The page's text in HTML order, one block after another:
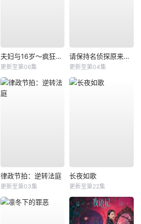
夫妇与16岁～疯狂的邻居～
更新至第06集
请保持名侦探原来的样子
更新至第04集
律政节拍：逆转法庭
更新至第03集
长夜如歌
更新至第22集